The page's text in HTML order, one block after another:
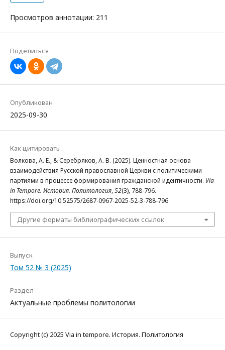
Просмотров аннотации: 211
Поделиться
Опубликован
2025-09-30
Как цитировать
Волкова, А. Е., & Серебряков, А. В. (2025). Ценностная основа
взаимодействия Русской православной Церкви с политическими
партиями в процессе формирования гражданской идентичности. Via
in Tempore. История. Политология,52(3), 788-796.
https://doi.org/10.52575/2687-0967-2025-52-3-788-796
Другие форматы библиографических ссылок
Выпуск
Том 52 № 3 (2025)
Раздел
Актуальные проблемы политологии
Copyright (c) 2025 Via in tempore. История. Политология